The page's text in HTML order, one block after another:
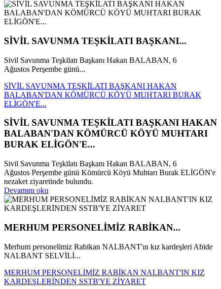
SİVİL SAVUNMA TEŞKİLATI BAŞKANI...
Sivil Savunma Teşkilatı Başkanı Hakan BALABAN, 6
Ağustos Perşembe günü...
SİVİL SAVUNMA TEŞKİLATI BAŞKANI HAKAN
BALABAN'DAN KÖMÜRCÜ KÖYÜ MUHTARI BURAK
ELİGÖN'E...
SİVİL SAVUNMA TEŞKİLATI BAŞKANI HAKAN
BALABAN'DAN KÖMÜRCÜ KÖYÜ MUHTARI
BURAK ELİGÖN'E...
Sivil Savunma Teşkilatı Başkanı Hakan BALABAN, 6
Ağustos Perşembe günü Kömürcü Köyü Muhtarı Burak ELİGÖN'e
nezaket ziyaretinde bulundu.
Devamını oku
MERHUM PERSONELİMİZ RABİKAN...
Merhum personelimiz Rabikan NALBANT'ın kız kardeşleri Abide
NALBANT SELVİLİ...
MERHUM PERSONELİMİZ RABİKAN NALBANT'IN KIZ
KARDEŞLERİNDEN SSTB'YE ZİYARET